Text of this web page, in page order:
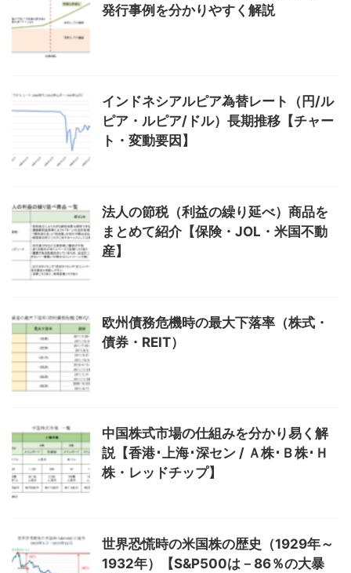
発行事例を分かりやすく解説
インドネシアルピア為替レート（円/ル
ピア・ルピア/ドル）長期推移【チャー
ト・変動要因】
法人の節税（利益の繰り延べ）商品を
まとめて紹介【保険・JOL・米国不動
産】
欧州債務危機時の最大下落率（株式・
債券・REIT）
中国株式市場の仕組みを分かり易く解
説【香港･上海･深セン / Ａ株･Ｂ株･Ｈ
株・レッドチップ】
世界恐慌時の米国株の歴史（1929年～
1932年）【S&P500は－86％の大暴